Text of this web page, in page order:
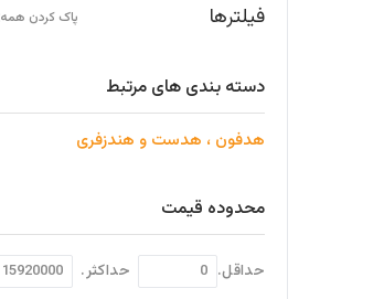
فیلترها پاک کردن همه
دسته بندی های مرتبط
هدفون ، هدست و هندزفری
محدوده قیمت
حداقل. حداکثر.